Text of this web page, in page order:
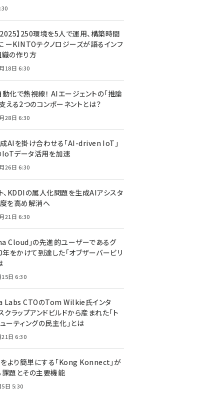
】250環境を5人で運用、構築時間
ーKINTOテクノロジーズが語るインフ
の作り方
18日 6:30
化で熱視線！ AIエージェントの「推論
える2つのコンポーネントとは？
28日 6:30
AIを掛け合わせる「AI-driven IoT」
IoTデータ活用を加速
26日 6:30
、KDDIの属人化問題を生成AIアシスタ
を高め解消へ
21日 6:30
Cloud」の先進的ユーザーであるグ
年をかけて到達した「オブザーバービリ
日 6:30
Labs CTOのTom Wilkie氏インタ
クラップアンドビルドから産まれた「ト
ーティングの民主化」とは
日 6:30
より簡単にする「Kong Konnect」が
題とその主要機能
日 5:30